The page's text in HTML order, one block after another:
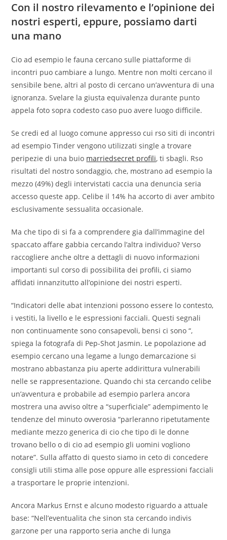
Con il nostro rilevamento e l’opinione dei
nostri esperti, eppure, possiamo darti
una mano
Cio ad esempio le fauna cercano sulle piattaforme di
incontri puo cambiare a lungo. Mentre non molti cercano il
sensibile bene, altri al posto di cercano un’avventura di una
ignoranza. Svelare la giusta equivalenza durante punto
appela foto sopra codesto caso puo avere luogo difficile.
Se credi ed al luogo comune appresso cui rso siti di incontri
ad esempio Tinder vengono utilizzati single a trovare
peripezie di una buio marriedsecret profili, ti sbagli. Rso
risultati del nostro sondaggio, che, mostrano ad esempio la
mezzo (49%) degli intervistati caccia una denuncia seria
accesso queste app. Celibe il 14% ha accorto di aver ambito
esclusivamente sessualita occasionale.
Ma che tipo di si fa a comprendere gia dall’immagine del
spaccato affare gabbia cercando l’altra individuo? Verso
raccogliere anche oltre a dettagli di nuovo informazioni
importanti sul corso di possibilita dei profili, ci siamo
affidati innanzitutto all’opinione dei nostri esperti.
“Indicatori delle abat intenzioni possono essere lo contesto,
i vestiti, la livello e le espressioni facciali. Questi segnali
non continuamente sono consapevoli, bensi ci sono “,
spiega la fotografa di Pep-Shot Jasmin. Le popolazione ad
esempio cercano una legame a lungo demarcazione si
mostrano abbastanza piu aperte addirittura vulnerabili
nelle se rappresentazione. Quando chi sta cercando celibe
un’avventura e probabile ad esempio parlera ancora
mostrera una avviso oltre a “superficiale” adempimento le
tendenze del minuto ovverosia “parleranno ripetutamente
mediante mezzo generica di cio che tipo di le donne
trovano bello o di cio ad esempio gli uomini vogliono
notare”. Sulla affatto di questo siamo in ceto di concedere
consigli utili stima alle pose oppure alle espressioni facciali
a trasportare le proprie intenzioni.
Ancora Markus Ernst e alcuno modesto riguardo a attuale
base: “Nell’eventualita che sinon sta cercando indivis
garzone per una rapporto seria anche di lunga